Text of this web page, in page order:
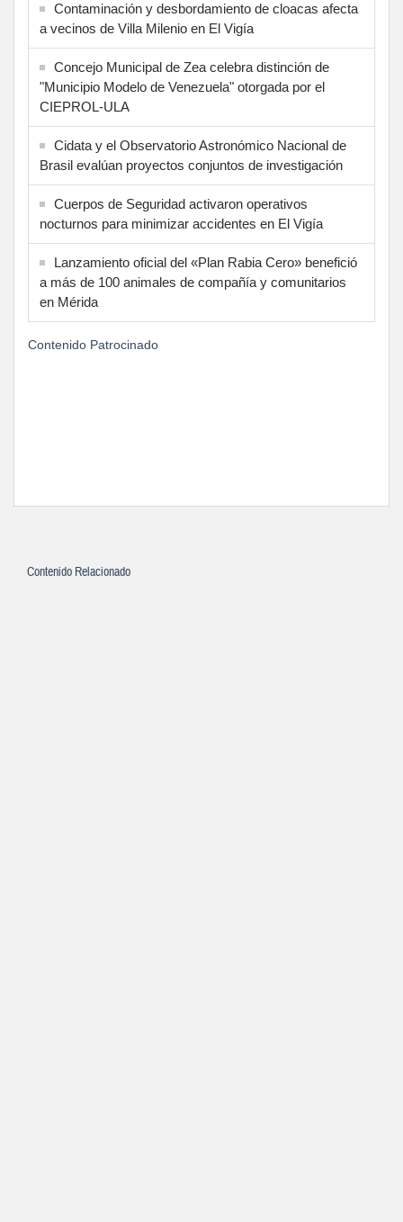
Contaminación y desbordamiento de cloacas afecta
a vecinos de Villa Milenio en El Vigía
Concejo Municipal de Zea celebra distinción de
"Municipio Modelo de Venezuela" otorgada por el
CIEPROL-ULA
Cidata y el Observatorio Astronómico Nacional de
Brasil evalúan proyectos conjuntos de investigación
Cuerpos de Seguridad activaron operativos
nocturnos para minimizar accidentes en El Vigía
Lanzamiento oficial del «Plan Rabia Cero» benefició
a más de 100 animales de compañía y comunitarios
en Mérida
Contenido Patrocinado
Contenido Relacionado